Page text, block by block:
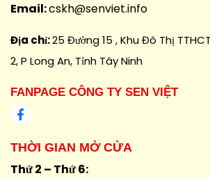
Email:cskh@senviet.info
Địa chỉ:25 Đường 15 , Khu Đô Thị
2, P Long An, Tỉnh Tây Ninh
FANPAGE CÔNG TY SEN VIỆT
THỜI GIAN MỞ CỬA
Thứ 2 – Thứ 6: